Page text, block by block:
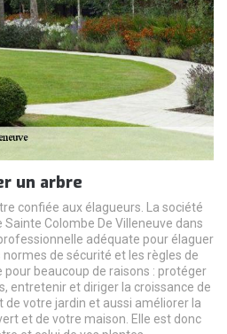
un arbre
confiée aux élagueurs. La société
Sainte Colombe De Villeneuve dans
adéquate pour élaguer
de sécurité et les règles de
pour beaucoup de raisons : protéger
entretenir et diriger la croissance de
de votre jardin et aussi améliorer la
et de votre maison. Elle est donc